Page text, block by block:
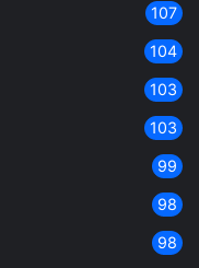
107
104
103
103
99
98
98